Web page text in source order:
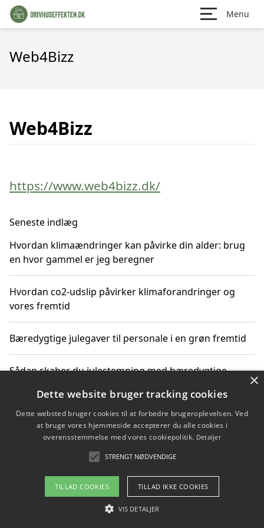
Menu
Web4Bizz
Web4Bizz
https://www.web4bizz.dk/
Seneste indlæg
Hvordan klimaændringer kan påvirke din alder: brug
en hvor gammel er jeg beregner
Hvordan co2-udslip påvirker klimaforandringer og
vores fremtid
Bæredygtige julegaver til personale i en grøn fremtid
Sådan skaber du julestemning med bæredygtige
Sådan skaber du et bæredygtigt hjem med familien i
Copyright 2026 - Pilanto Aps
Om / kontakt
×
Dette website bruger tracking cookies
Dette websted bruger cookies til at forbedre brugeroplevelsen. Ved
at bruge vores hjemmeside accepterer du alle cookies i
overensstemmelse med vores cookiepolitik. Detaljer
STRENGT NØDVENDIGE
TILLAD COOKIES TILLAD IKKE COOKIES
VIS DETALJER